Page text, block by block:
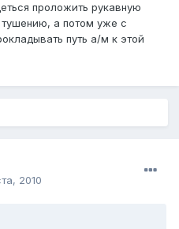
проложить рукавную
тушению, а потом уже с
путь а/м к этой
2010